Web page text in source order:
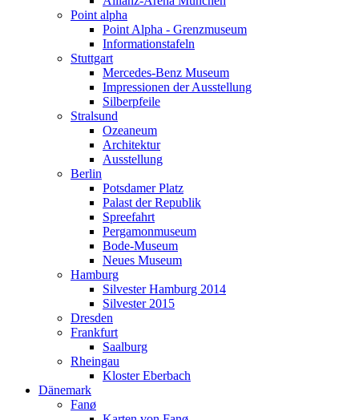
Point alpha
Point Alpha - Grenzmuseum
Informationstafeln
Stuttgart
Mercedes-Benz Museum
Impressionen der Ausstellung
Silberpfeile
Stralsund
Ozeaneum
Architektur
Ausstellung
Berlin
Potsdamer Platz
Palast der Republik
Spreefahrt
Pergamonmuseum
Bode-Museum
Neues Museum
Hamburg
Silvester Hamburg 2014
Silvester 2015
Dresden
Frankfurt
Saalburg
Rheingau
Kloster Eberbach
Dänemark
Fanø